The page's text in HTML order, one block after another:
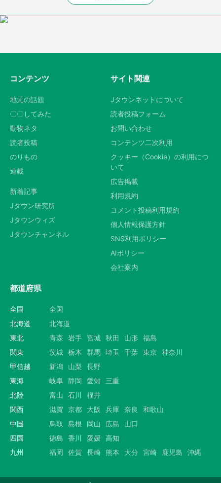
コンテンツ
地元の話題
〇〇してみた
動物ネタ
読者投稿
のりもの
連載
新着記事
Jタウン研究所
Jタウンウィズ
Jタウンチャンネル
サイト関連
Jタウンネットについて
読者投稿フォーム
お問い合わせ
コンテンツ二次利用
クッキー（Cookie）の利用につ
いて
広告掲載
利用規約
コメント投稿利用規約
個人情報保護方針
SNS利用ポリシー
AIポリシー
会社案内
都道府県
全国
全国
北海道
北海道
東北
青森 岩手 宮城 秋田 山形 福島
関東
茨城 栃木 群馬 埼玉 千葉 東京 神奈川
甲信越
新潟 山梨
長野
東海
岐阜 静岡 愛知
三重
北陸
富山 石川
福井
関西
滋賀 京都 大阪 兵庫 奈良
和歌山
中国
鳥取 島根 岡山 広島
山口
四国
徳島 香川 愛媛 高知
九州
福岡 佐賀 長崎 熊本 大分 宮崎 鹿児島 沖縄